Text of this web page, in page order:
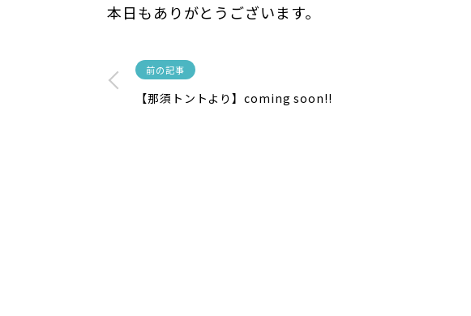
本日もありがとうございます。
前の記事
【那須トントより】coming soon!!